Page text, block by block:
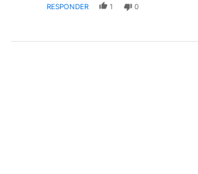
RESPONDER 1 0